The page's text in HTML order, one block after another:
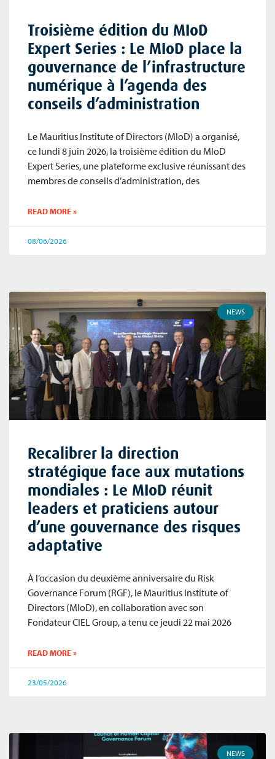
Troisième édition du MIoD
Expert Series : Le MIoD place la
gouvernance de l’infrastructure
numérique à l’agenda des
conseils d’administration
Le Mauritius Institute of Directors (MIoD) a organisé,
ce lundi 8 juin 2026, la troisième édition du MIoD
Expert Series, une plateforme exclusive réunissant des
membres de conseils d’administration, des
READ MORE »
08/06/2026
NEWS
Recalibrer la direction
stratégique face aux mutations
mondiales : Le MIoD réunit
leaders et praticiens autour
d’une gouvernance des risques
adaptative
À l’occasion du deuxième anniversaire du Risk
Governance Forum (RGF), le Mauritius Institute of
Directors (MIoD), en collaboration avec son
Fondateur CIEL Group, a tenu ce jeudi 22 mai 2026
READ MORE »
23/05/2026
NEWS